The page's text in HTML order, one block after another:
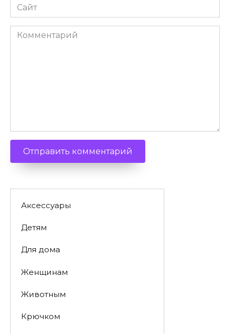
Сайт
Комментарий
Аксессуары
Детям
Для дома
Женщинам
Животным
Крючком